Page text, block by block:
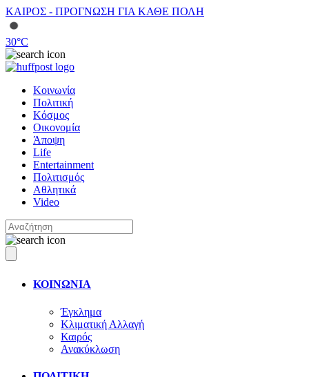
ΚΑΙΡΟΣ - ΠΡΟΓΝΩΣΗ ΓΙΑ ΚΑΘΕ ΠΟΛΗ
30°C
Κοινωνία
Πολιτική
Κόσμος
Οικονομία
Άποψη
Life
Entertainment
Πολιτισμός
Αθλητικά
Video
ΚΟΙΝΩΝΙΑ
Έγκλημα
Κλιματική Αλλαγή
Καιρός
Ανακύκλωση